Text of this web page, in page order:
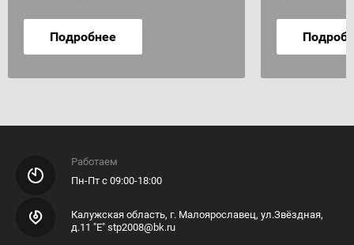
Подробнее
Работаем
Пн-Пт с 09:00-18:00
Калужская область, г. Малоярославец, ул.Звёздная,
д.11 "Е" stp2008@bk.ru